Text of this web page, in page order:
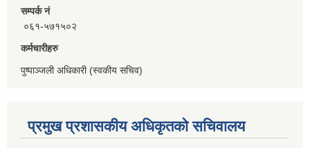
सम्पर्क नं
०६१-५७१५०२
कर्मचारीहरु
पुष्पाञ्जली अधिकारी (स्वकीय सचिव)
प्रमुख प्रशासकीय अधिकृतको सचिवालय